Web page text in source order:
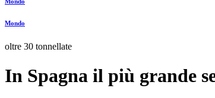
Mondo
oltre 30 tonnellate
In Spagna il più grande